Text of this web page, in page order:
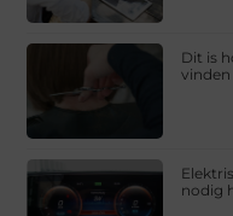
Dit is
vinden
nodig